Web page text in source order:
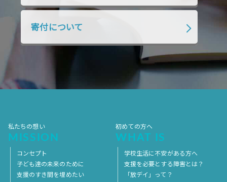
2018年4月 2018年3月 2018年2月
2018年1月 2017年12月
2017年10月 2017年9月 2017年8月
2017年5月
2017年4月
寄付について
私たちの想い
MISSION
コンセプト
子ども達の未来のために
支援のすき間を埋めたい
初めての方へ
WHAT IS
学校生活に不安がある方へ
支援を必要とする障害とは？
「放デイ」って？